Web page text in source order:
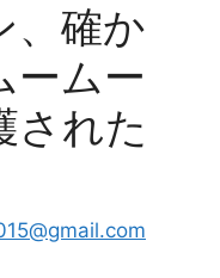
、確か
ームー
された